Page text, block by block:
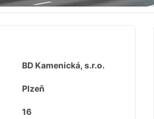
BD Kamenická, s.r.o.
Plzeň
16